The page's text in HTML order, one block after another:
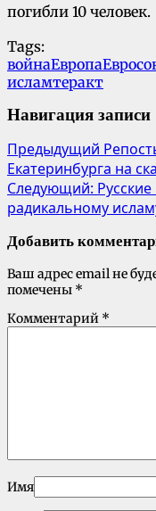
погибли 10 человек.
Tags:
войнаЕвропа
исламтеракт
Навигация записи
Предыдущий
Екатеринбурга на
Следующий:
радикальному
Добавить
Ваш адрес email не
помечены *
Комментарий *
Имя